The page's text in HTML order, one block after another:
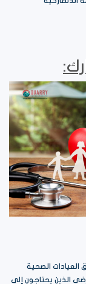
الصحية
الذين يحتاجون إلى